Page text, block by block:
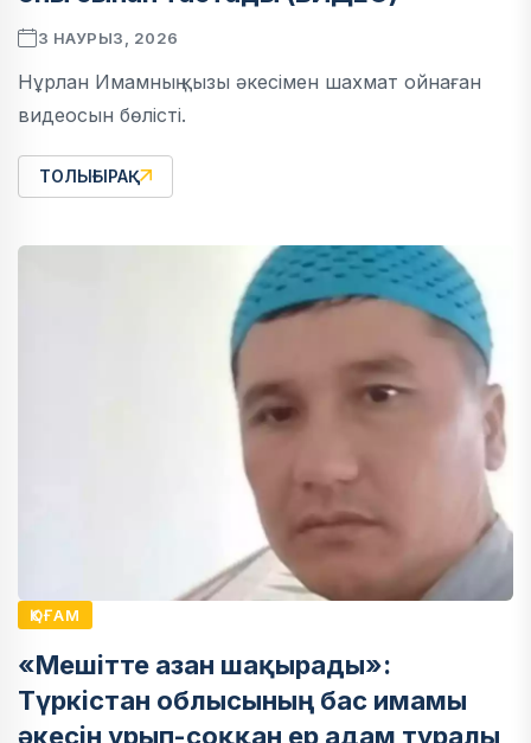
3 НАУРЫЗ, 2026
Нұрлан Имамның қызы әкесімен шахмат ойнаған
видеосын бөлісті.
ТОЛЫҒЫРАҚ
ҚОҒАМ
«Мешітте азан шақырады»:
Түркістан облысының бас имамы
әкесін ұрып-соққан ер адам туралы